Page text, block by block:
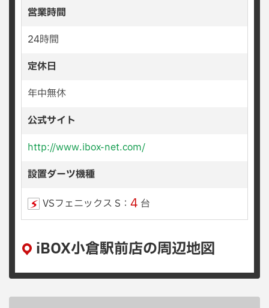
営業時間
24時間
定休日
年中無休
公式サイト
http://www.ibox-net.com/
設置ダーツ機種
VSフェニックス S： 4 台
iBOX小倉駅前店の周辺地図